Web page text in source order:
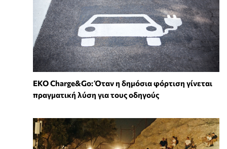
EKO Charge&Go: Όταν η δημόσια φόρτιση γίνεται
πραγματική λύση για τους οδηγούς